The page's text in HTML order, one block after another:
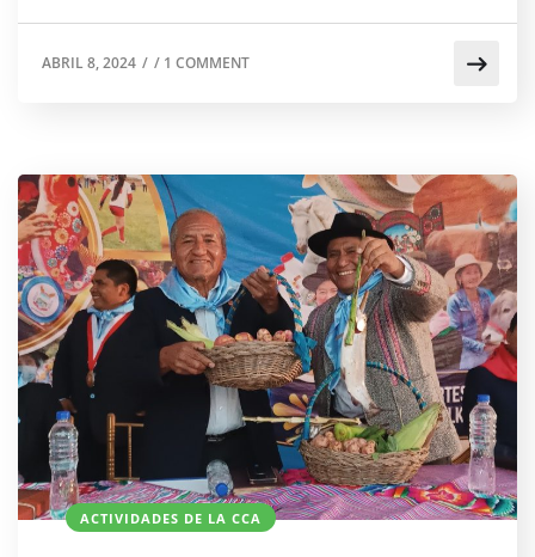
ABRIL 8, 2024 / / 1 COMMENT
ACTIVIDADES DE LA CCA